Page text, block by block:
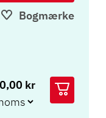
Bogmærke
kr